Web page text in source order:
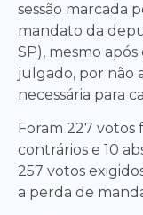
sessão marcada
mandato da
SP), mesmo
julgado, por não
necessária para
Foram 227 votos
contrários e 10
257 votos
a perda de